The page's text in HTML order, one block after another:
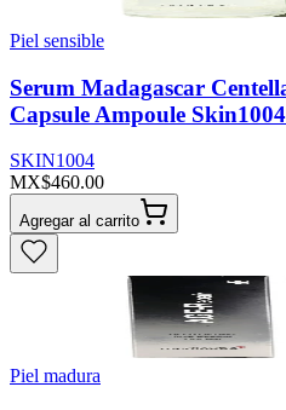
Piel sensible
Serum Madagascar
Capsule Ampoule
SKIN1004
MX$460.00
Agregar al carrito
Piel madura